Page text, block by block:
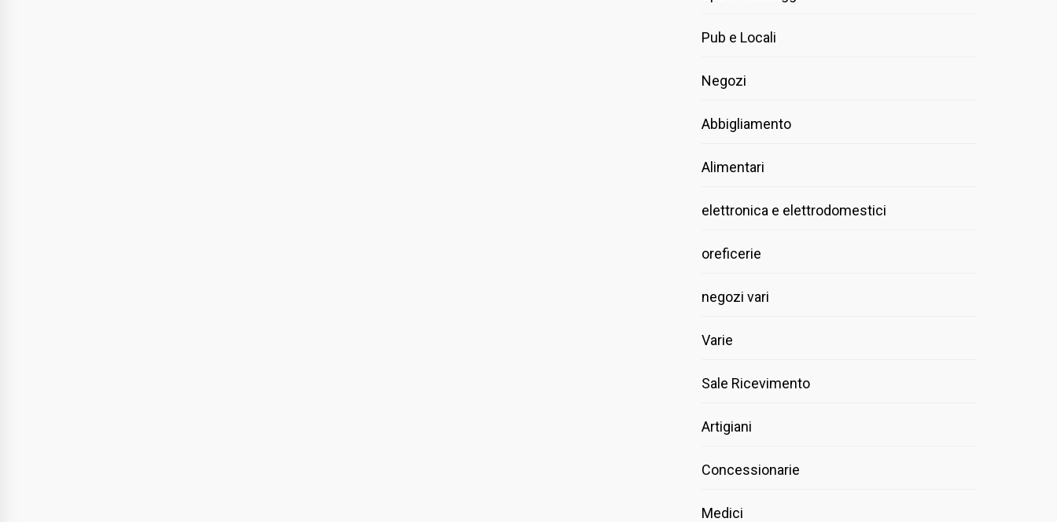
Pub e Locali
Negozi
Abbigliamento
Alimentari
elettronica e elettrodomestici
oreficerie
negozi vari
Varie
Sale Ricevimento
Artigiani
Concessionarie
Medici